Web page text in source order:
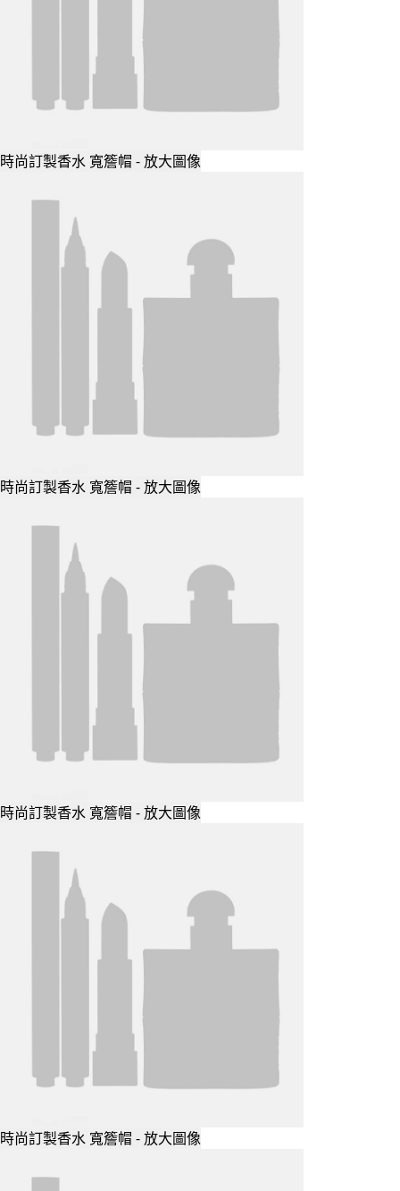
時尚訂製香水 寬簷帽 - 放大圖像
時尚訂製香水 寬簷帽 - 放大圖像
時尚訂製香水 寬簷帽 - 放大圖像
時尚訂製香水 寬簷帽 - 放大圖像